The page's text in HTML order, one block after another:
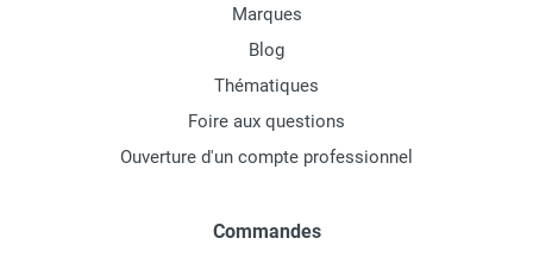
Marques
Blog
Thématiques
Foire aux questions
Ouverture d'un compte professionnel
Commandes